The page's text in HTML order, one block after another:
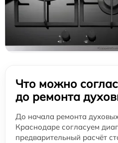
Что можно
до ремонта
До начала ремонта
Краснодаре согласуем
предварительный расчёт